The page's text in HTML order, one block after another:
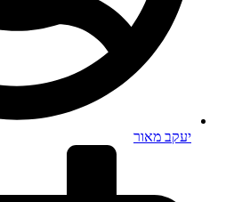
יעקב מאור